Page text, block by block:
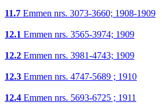
11.7 Emmen nrs. 3073-3660; 1908-1909
12.1 Emmen nrs. 3565-3974; 1909
12.2 Emmen nrs. 3981-4743; 1909
12.3 Emmen nrs. 4747-5689 ; 1910
12.4 Emmen nrs. 5693-6725 ; 1911